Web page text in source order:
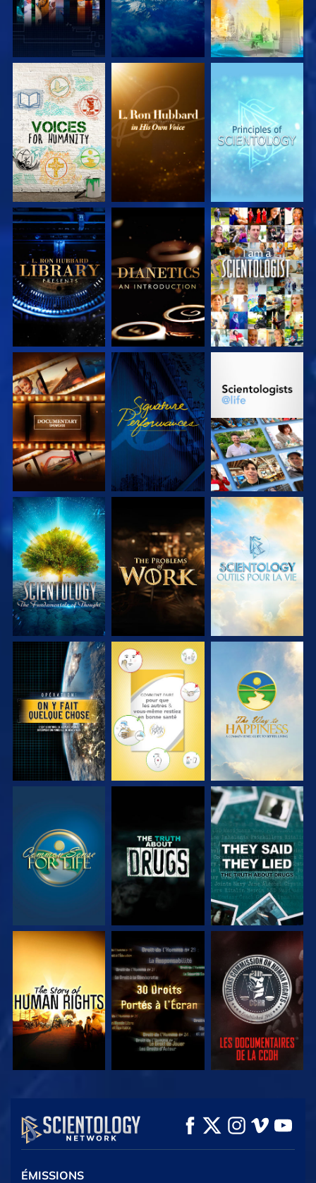
DÉCOUVRIR LES
SÉRIES
DÉCOUVRIR LES
SÉRIES
DÉCOUVRIR LES
SÉRIES
DÉCOUVRIR LES
SÉRIES
DÉCOUVRIR LES
SÉRIES
REGARDER
DÉCOUVRIR LES
SÉRIES
REGARDER
DÉCOUVRIR LES
DÉCOUVRIR LES
SÉRIES
DÉCOUVRIR LES
SÉRIES
DÉCOUVRIR LES
SÉRIES
REGARDER REGARDER REGARDER
REGARDER REGARDER REGARDER
REGARDER REGARDER REGARDER
REGARDER REGARDER
DÉCOUVRIR LES
SÉRIES
ÉMISSIONS